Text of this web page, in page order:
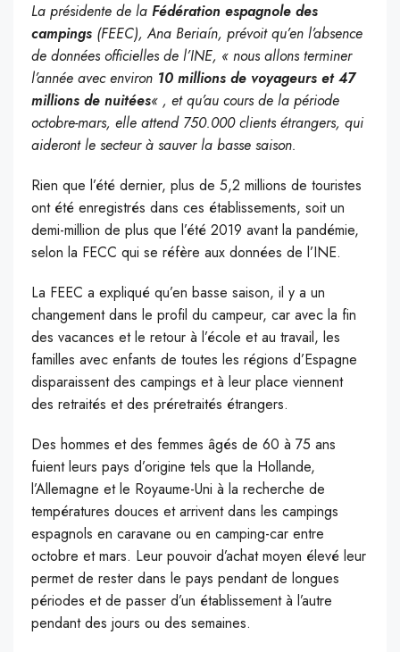
La présidente de la Fédération espagnole des
campings (FEEC), Ana Beriaín, prévoit qu’en l’absence
de données officielles de l’INE, « nous allons terminer
l’année avec environ 10 millions de voyageurs et 47
millions de nuitées« , et qu’au cours de la période
octobre-mars, elle attend 750.000 clients étrangers, qui
aideront le secteur à sauver la basse saison.
Rien que l’été dernier, plus de 5,2 millions de touristes
ont été enregistrés dans ces établissements, soit un
demi-million de plus que l’été 2019 avant la pandémie,
selon la FECC qui se réfère aux données de l’INE.
La FEEC a expliqué qu’en basse saison, il y a un
changement dans le profil du campeur, car avec la fin
des vacances et le retour à l’école et au travail, les
familles avec enfants de toutes les régions d’Espagne
disparaissent des campings et à leur place viennent
des retraités et des préretraités étrangers.
Des hommes et des femmes âgés de 60 à 75 ans
fuient leurs pays d’origine tels que la Hollande,
l’Allemagne et le Royaume-Uni à la recherche de
températures douces et arrivent dans les campings
espagnols en caravane ou en camping-car entre
octobre et mars. Leur pouvoir d’achat moyen élevé leur
permet de rester dans le pays pendant de longues
périodes et de passer d’un établissement à l’autre
pendant des jours ou des semaines.